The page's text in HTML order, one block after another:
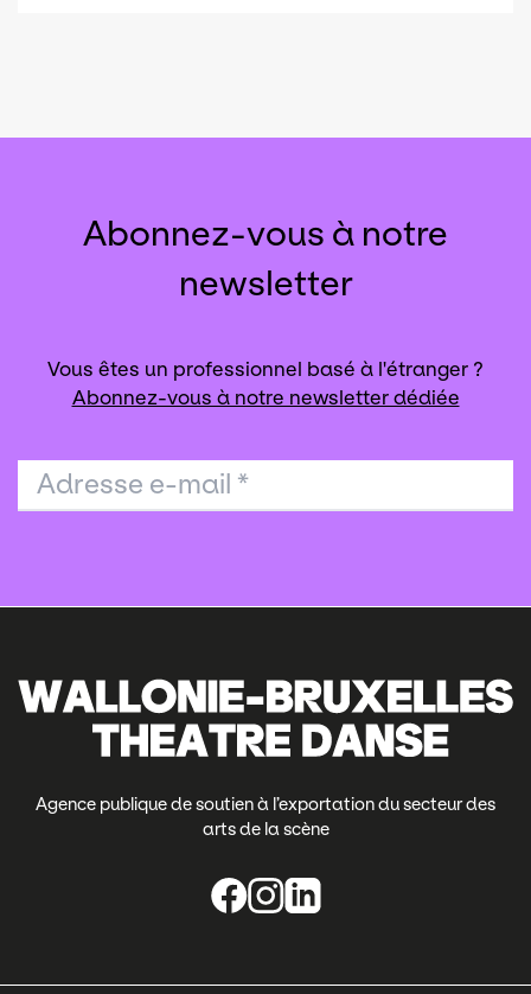
Abonnez-vous à notre
newsletter
Vous êtes un professionnel basé à l'étranger ?
Abonnez-vous à notre newsletter dédiée
Adresse e-mail *
Agence publique de soutien à l’exportation du secteur des
arts de la scène